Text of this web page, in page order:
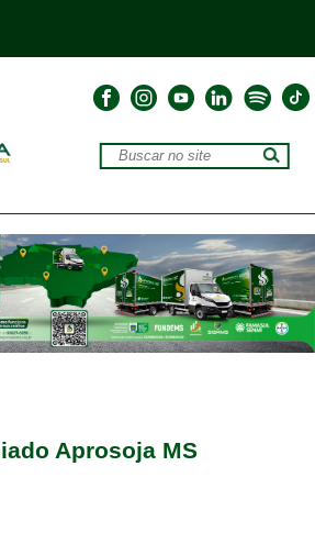
Aprosoja MS